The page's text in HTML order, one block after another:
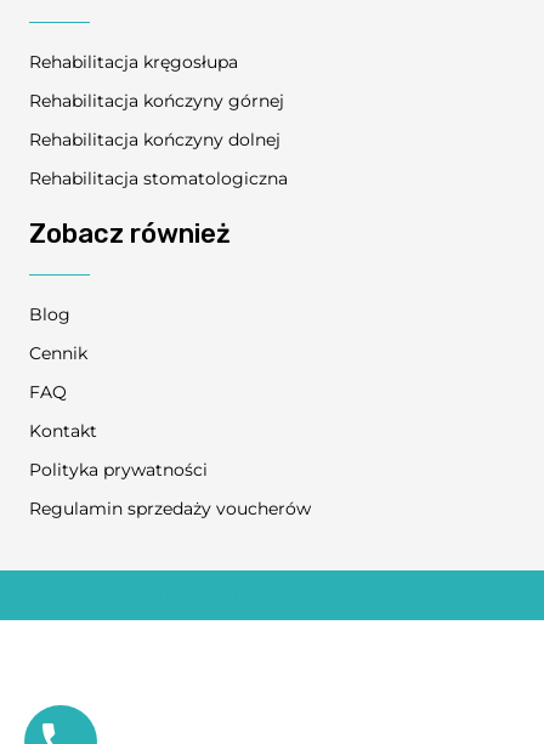
Rehabilitacja kręgosłupa
Rehabilitacja kończyny górnej
Rehabilitacja kończyny dolnej
Rehabilitacja stomatologiczna
Zobacz również
Blog
Cennik
FAQ
Kontakt
Polityka prywatności
Regulamin sprzedaży voucherów